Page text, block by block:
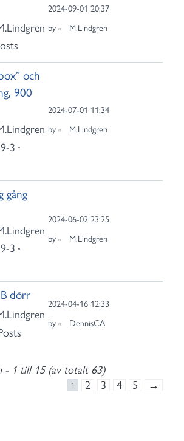
2024-09-01 20:37
by
M.Lindgren
och
900
3
2024-07-01 11:34
by
M.Lindgren
gång
3
2024-06-02 23:25
by
M.Lindgren
dörr
2024-04-16 12:33
by
DennisCA
- 1 till 15 (av totalt 63)
1 2 3 4 5 →